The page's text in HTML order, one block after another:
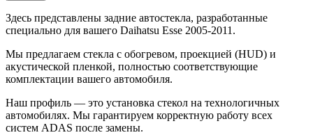
Здесь представлены задние автостекла, разработанные
специально для вашего Daihatsu Esse 2005-2011.
Мы предлагаем стекла с обогревом, проекцией (HUD) и
акустической пленкой, полностью соответствующие
комплектации вашего автомобиля.
Наш профиль — это установка стекол на технологичных
автомобилях. Мы гарантируем корректную работу всех
систем ADAS после замены.